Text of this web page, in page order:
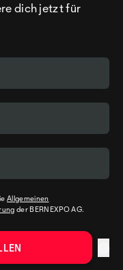
dich jetzt für
Allgemeinen
der BERNEXPO AG.